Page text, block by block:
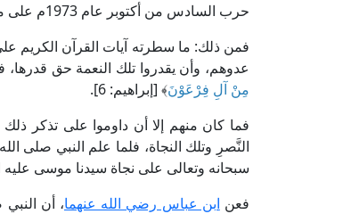
حرب السادس من أكتوبر عام 1973م على ما كانوا يلاقوا مِن مهالك الاحتلال.
فمن ذلك: ما سطرته آيات القرآن الكريم
عدوهم، وأن يقدروا تلك النعمة حق
مِنْ آلِ فِرْعَوْنَ﴾ [إبراهيم: 6].
فما كان منهم إلا أن داوموا على تذكر
النَّصرِ وتلك النجاة، فلما علم النبي صلى
سبحانه وتعالى على نجاة سيدنا موسى عليه
فعن ابن عباس رضي الله عنهما، أن